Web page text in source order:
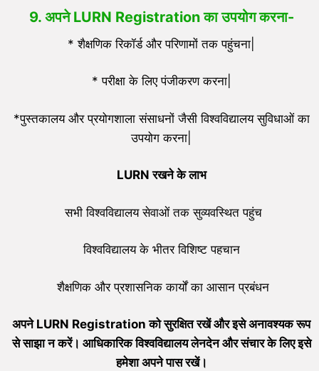
9. अपने LURN Registration का उपयोग करना-
* शैक्षणिक रिकॉर्ड और परिणामों तक पहुंचना|
* परीक्षा के लिए पंजीकरण करना|
*पुस्तकालय और प्रयोगशाला संसाधनों जैसी विश्वविद्यालय सुविधाओं का
उपयोग करना|
LURNरखने के लाभ
सभी विश्वविद्यालय सेवाओं तक सुव्यवस्थित पहुंच
विश्वविद्यालय के भीतर विशिष्ट पहचान
शैक्षणिक और प्रशासनिक कार्यों का आसान प्रबंधन
अपने LURN Registration को सुरक्षित रखें और इसे अनावश्यक रूप
से साझा न करें। आधिकारिक विश्वविद्यालय लेनदेन और संचार के लिए इसे
हमेशा अपने पास रखें।